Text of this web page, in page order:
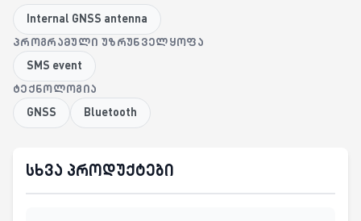
Internal GNSS antenna
ᲞᲠᲝᲒᲠᲐᲛᲣᲚᲘ ᲣᲖᲠᲣᲜᲕᲔᲚᲧᲝᲤᲐ
SMS event
ᲢᲔᲥᲜᲝᲚᲝᲒᲘᲐ
GNSS Bluetooth
სხვა პროდუქტები